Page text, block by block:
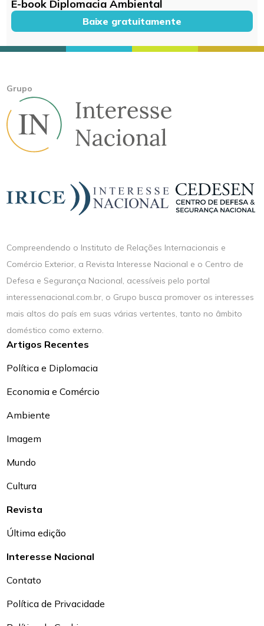
E-book Diplomacia Ambiental
Baixe gratuitamente
Grupo
Compreendendo o Instituto de Relações Internacionais e
Comércio Exterior, a Revista Interesse Nacional e o Centro de
Defesa e Segurança Nacional, acessíveis pelo portal
interessenacional.com.br, o Grupo busca promover os interesses
mais altos do país em suas várias vertentes, tanto no âmbito
doméstico como externo.
Artigos Recentes
Política e Diplomacia
Economia e Comércio
Ambiente
Imagem
Mundo
Cultura
Revista
Última edição
Interesse Nacional
Contato
Política de Privacidade